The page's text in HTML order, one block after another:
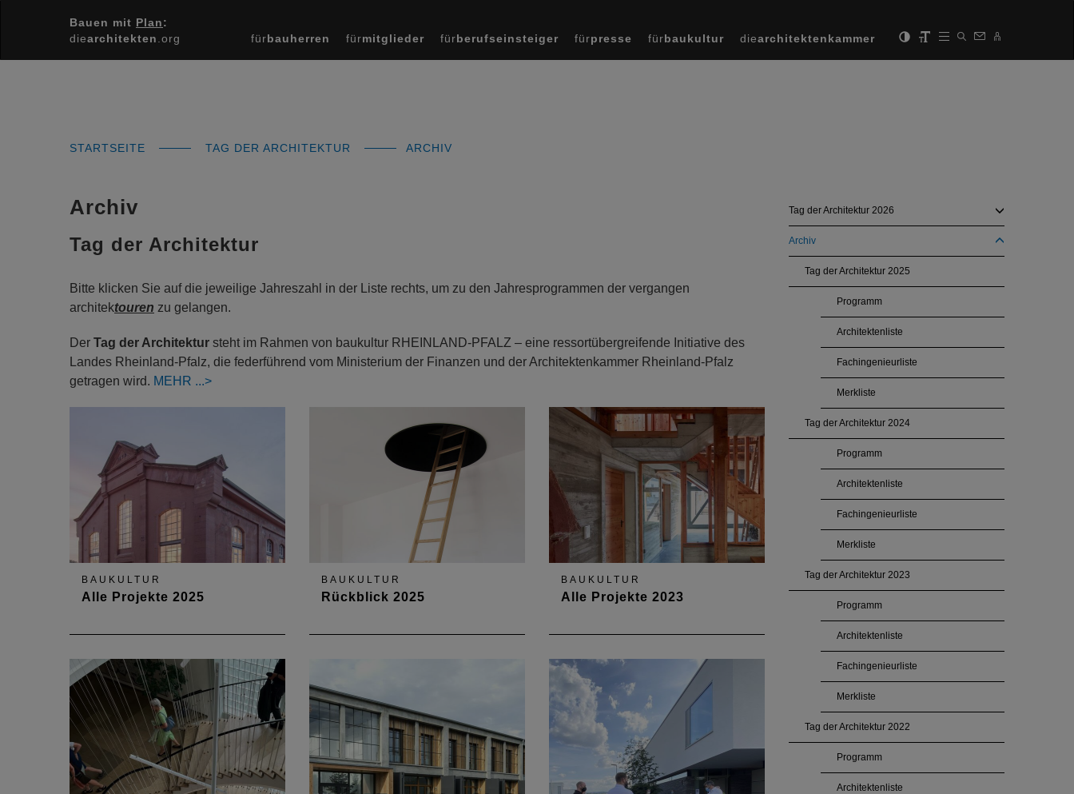
Bauen mit Plan:
diearchitekten .org fürbauherren fürmitglieder fürberufseinsteiger fürpresse fürbaukultur diearchitektenkammer
STARTSEITE TAG DER ARCHITEKTUR ARCHIV
Archiv
Tag der Architektur
Bitte klicken Sie auf die jeweilige Jahreszahl in der Liste rechts, um zu den Jahresprogrammen der vergangen
architektouren zu gelangen.
Der Tag der Architektur steht im Rahmen von baukultur RHEINLAND-PFALZ – eine ressortübergreifende Initiative des
Landes Rheinland-Pfalz, die federführend vom Ministerium der Finanzen und der Architektenkammer Rheinland-Pfalz
getragen wird. MEHR
BAUKULTUR
Alle Projekte 2025
teilnehmenden Projekten.
BAUKULTUR
Rückblick 2025
BAUKULTUR
Alle Projekte 2023
Tag der Architektur 2026
Archiv
Tag der Architektur 2025
Programm
Architektenliste
Fachingenieurliste
Merkliste
Tag der Architektur 2024
Programm
Architektenliste
Fachingenieurliste
Merkliste
Tag der Architektur 2023
Programm
Architektenliste
Fachingenieurliste
Merkliste
Tag der Architektur 2022
Programm
Architektenliste